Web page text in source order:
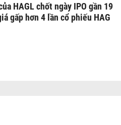
HAGL chốt ngày IPO gần 19
gấp hơn 4 lần cổ phiếu HAG